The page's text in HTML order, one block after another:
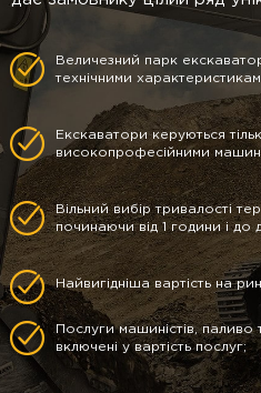
Величезний парк
технічними
Екскаватори керуються
високопрофесійними
Вільний вибір тривалості
починаючи від 1 години і до
Найвигідніша вартість на
Послуги машиністів, паливо
включені у вартість послуг;